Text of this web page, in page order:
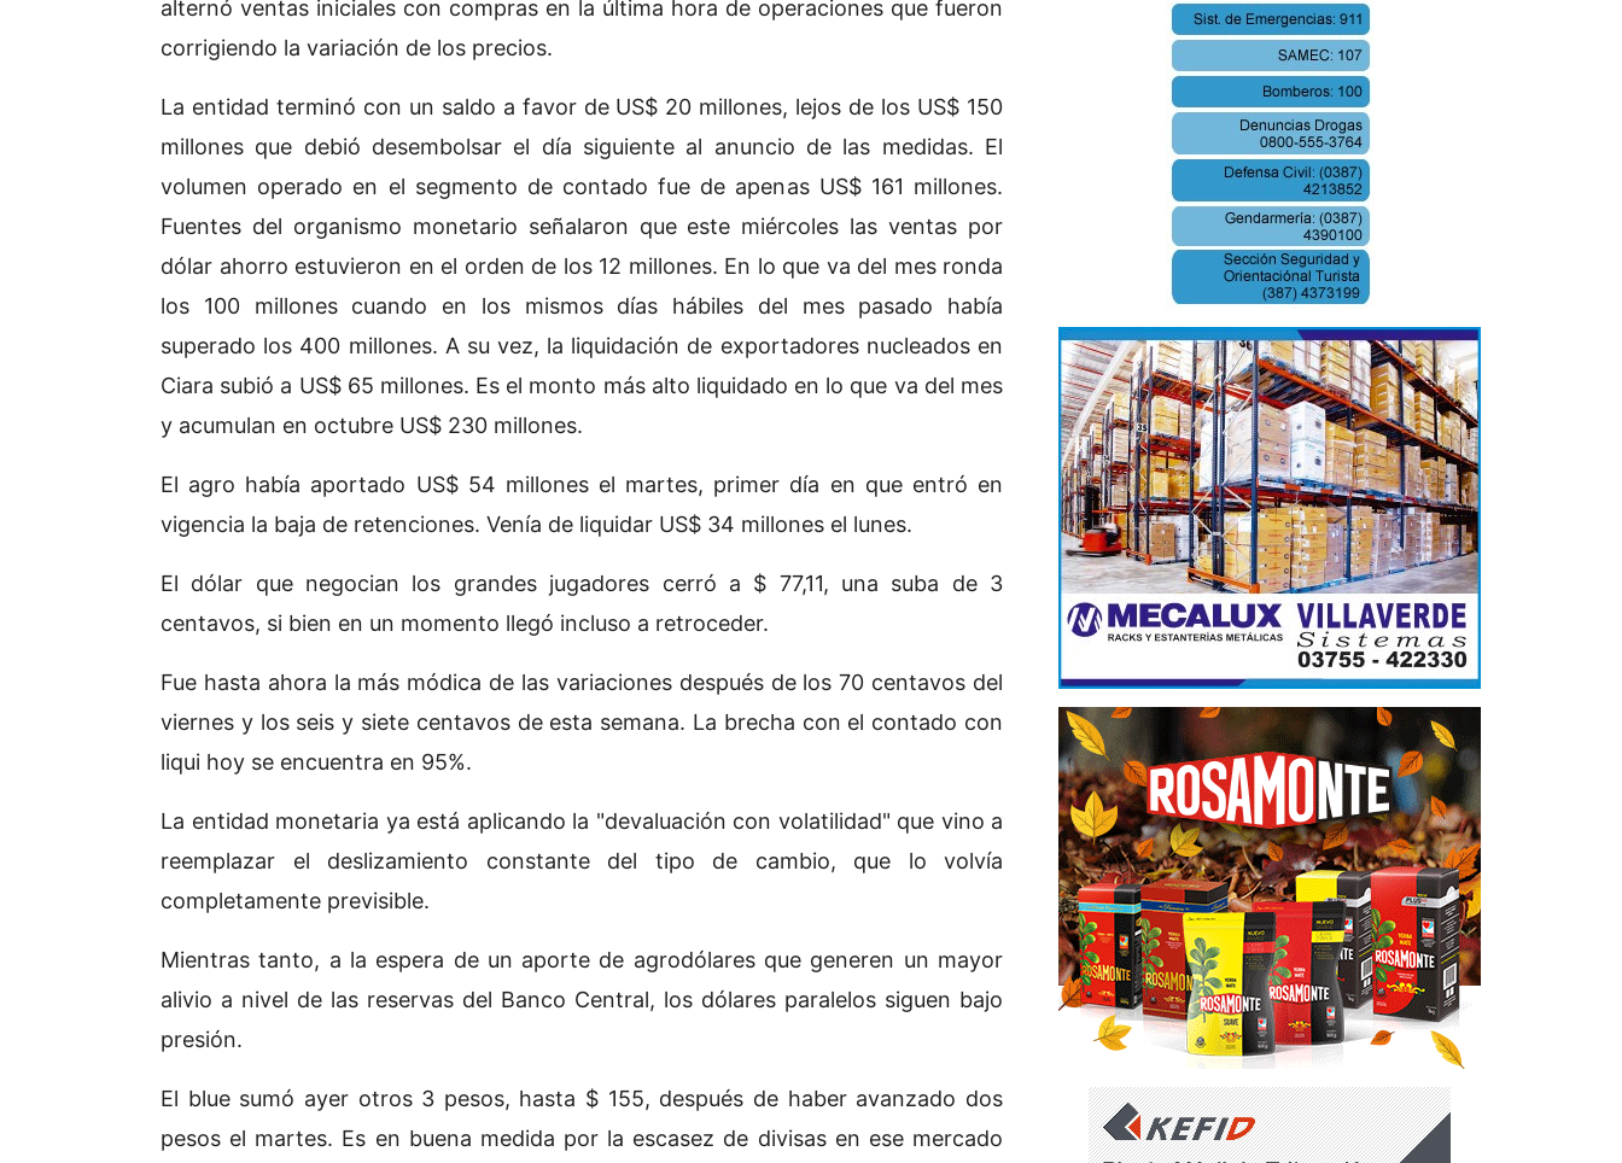
alternó ventas iniciales con compras en la última hora de operaciones que fueron
corrigiendo la variación de los precios.
La entidad terminó con un saldo a favor de US$ 20 millones, lejos de los US$ 150
millones que debió desembolsar el día siguiente al anuncio de las medidas. El
volumen operado en el segmento de contado fue de apenas US$ 161 millones.
Fuentes del organismo monetario señalaron que este miércoles las ventas por
dólar ahorro estuvieron en el orden de los 12 millones. En lo que va del mes ronda
los 100 millones cuando en los mismos días hábiles del mes pasado había
superado los 400 millones. A su vez, la liquidación de exportadores nucleados en
Ciara subió a US$ 65 millones. Es el monto más alto liquidado en lo que va del mes
y acumulan en octubre US$ 230 millones.
El agro había aportado US$ 54 millones el martes, primer día en que entró en
vigencia la baja de retenciones. Venía de liquidar US$ 34 millones el lunes.
El dólar que negocian los grandes jugadores cerró a $ 77,11, una suba de 3
centavos, si bien en un momento llegó incluso a retroceder.
Fue hasta ahora la más módica de las variaciones después de los 70 centavos del
viernes y los seis y siete centavos de esta semana. La brecha con el contado con
liqui hoy se encuentra en 95%.
La entidad monetaria ya está aplicando la "devaluación con volatilidad" que vino a
reemplazar el deslizamiento constante del tipo de cambio, que lo volvía
completamente previsible.
Mientras tanto, a la espera de un aporte de agrodólares que generen un mayor
alivio a nivel de las reservas del Banco Central, los dólares paralelos siguen bajo
presión.
El blue sumó ayer otros 3 pesos, hasta $ 155, después de haber avanzado dos
pesos el martes. Es en buena medida por la escasez de divisas en ese mercado